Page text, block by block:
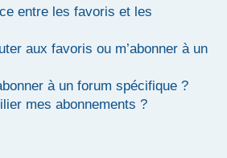
entre les favoris et les
aux favoris ou m’abonner à un
à un forum spécifique ?
mes abonnements ?